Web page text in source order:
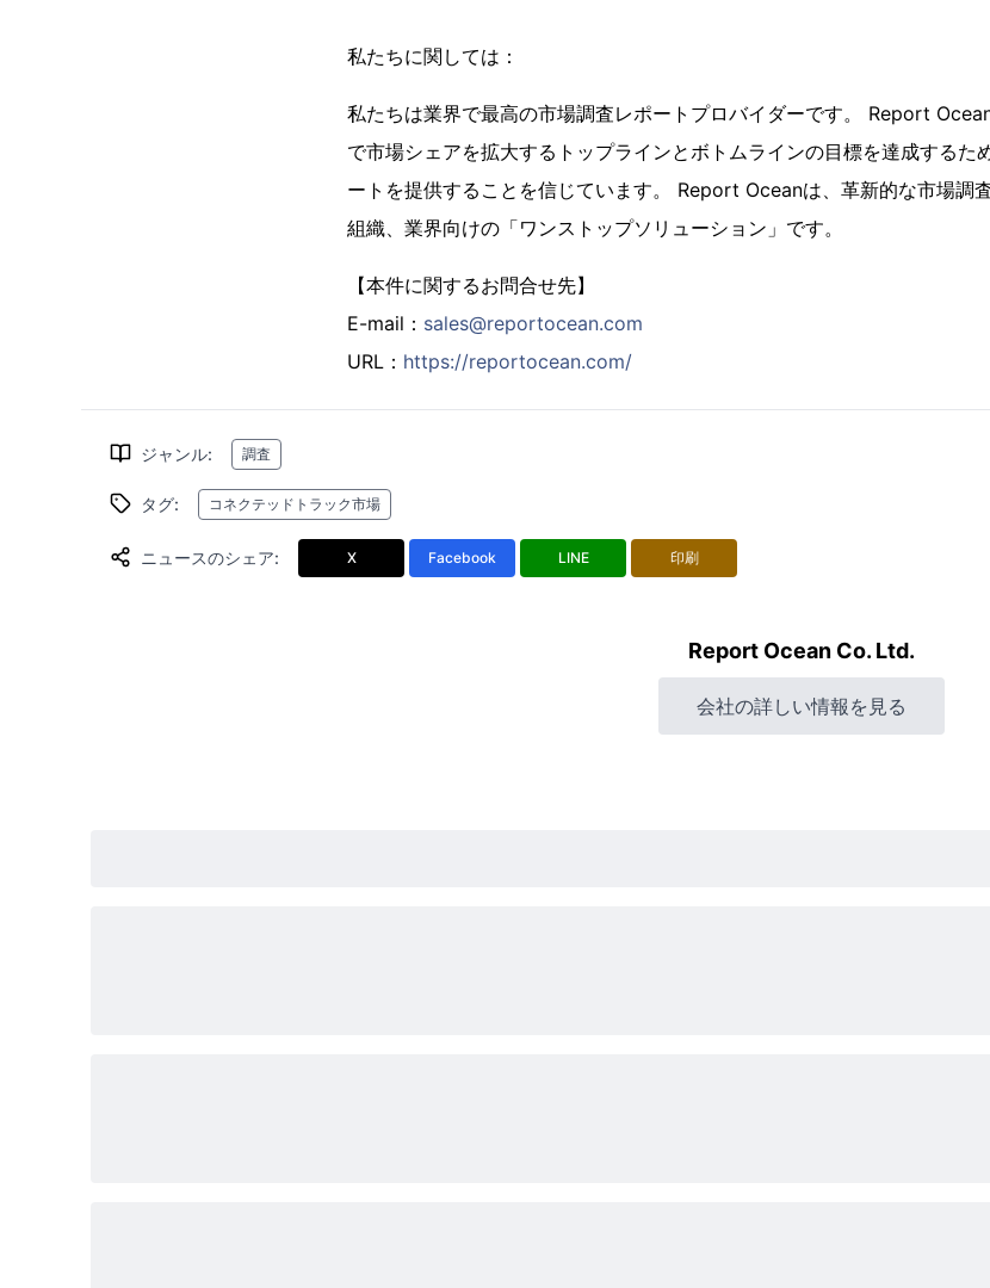
私たちに関しては：
私たちは業界で最高の市場調査レポートプロバイダーです。 Report
で市場シェアを拡大するトップラインとボトムラインの目標を達成するた
ートを提供することを信じています。 Report Oceanは、革新的な市場調
組織、業界向けの「ワンストップソリューション」です。
【本件に関するお問合せ先】
E-mail： sales@reportocean.com
URL： https://reportocean.com/
ジャンル: 調査
タグ: コネクテッドトラック市場
ニュースのシェア: X Facebook LINE 印刷
Report Ocean Co. Ltd.
会社の詳しい情報を見る